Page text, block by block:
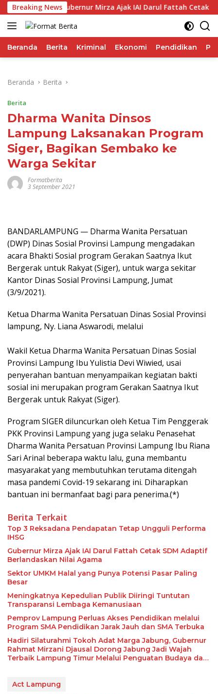
Langsung
ke
konten
Breaking NewsGubernur Mirza Ajak IAI Darul Fattah Cetak SDM
Beranda Berita Kriminal Ekonomi Pendidikan
Beranda Berita
Berita
Dharma Wanita Dinsos
Lampung Laksanakan Program
Siger, Bagikan Sembako ke
Warga Sekitar
Formatberita
3 September 2021
BANDARLAMPUNG — Dharma Wanita Persatuan
(DWP) Dinas Sosial Provinsi Lampung mengadakan
acara Bhakti Sosial program Gerakan Saatnya Ikut
Bergerak untuk Rakyat (Siger), untuk warga sekitar
Kantor Dinas Sosial Provinsi Lampung, Jumat
(3/9/2021).
Ketua Dharma Wanita Persatuan Dinas Sosial Provinsi
lampung, Ny. Liana Aswarodi, melalui
Wakil Ketua Dharma Wanita Persatuan Dinas Sosial
Provinsi Lampung Ibu Yulistia Devi Wiwied, usai
penyerahan bantuan menyampaikan kegiatan bakti
sosial ini merupakan program Gerakan Saatnya Ikut
Bergerak untuk Rakyat (Siger).
Program SIGER diluncurkan oleh Ketua Tim Penggerak
PKK Provinsi Lampung yang juga selaku Penasehat
Dharma Wanita Persatuan Provinsi Lampung Ibu Riana
Sari Arinal beberapa waktu lalu, guna membantu
masyarakat yang membutuhkan terutama ditengah
masa pandemi Covid-19 sekarang ini. Diharapkan
bantuan ini bermanfaat bagi para penerima.(*)
Berita Terkait
Top 3 Reksadana Pendapatan Tetap Ungguli Performa
IHSG
Gubernur Mirza Ajak IAI Darul Fattah Cetak SDM Adaptif
Berlandaskan Nilai Agama
Sektor UMKM Halal yang Punya Potensi Pasar Paling
Besar
Meningkatnya Kepedulian Publik Diiringi Tuntutan
Transparansi Lembaga Kemanusiaan
Pemprov Lampung Perluas Akses Pendidikan melalui
Program SMA Pendidikan Jarak Jauh dan SMA Terbuka
Hadiri Silaturahmi Tokoh Adat Marga Jabung, Gubernur
Rahmat Mirzani Djausal Dorong Jabung Jadi Wajah
Terbaik Lampung Timur Melalui Penguatan Budaya dan
Act Lampung